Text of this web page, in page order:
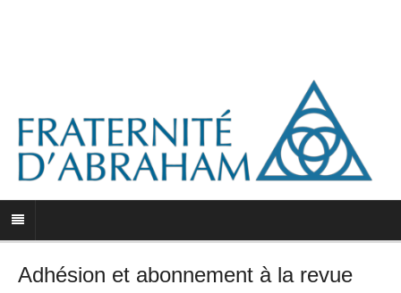
Adhésion et abonnement à la revue